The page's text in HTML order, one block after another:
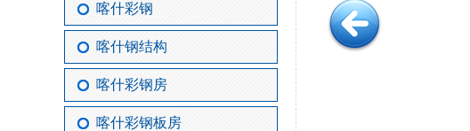
喀什彩钢
喀什钢结构
喀什彩钢房
喀什彩钢板房